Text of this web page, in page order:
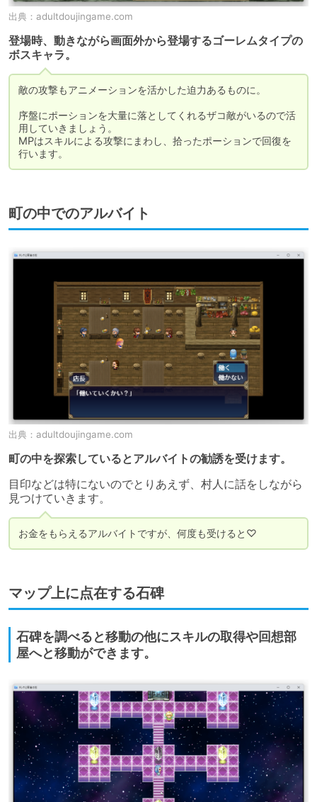
出典： adultdoujingame.com
登場時、動きながら画面外から登場するゴーレムタイプの
ボスキャラ。
敵の攻撃もアニメーションを活かした迫力あるものに。
序盤にポーションを大量に落としてくれるザコ敵がいるので活
用していきましょう。
MPはスキルによる攻撃にまわし、拾ったポーションで回復を
行います。
町の中でのアルバイト
出典： adultdoujingame.com
町の中を探索しているとアルバイトの勧誘を受けます。
目印などは特にないのでとりあえず、村人に話をしながら
見つけていきます。
お金をもらえるアルバイトですが、何度も受けると♡
マップ上に点在する石碑
石碑を調べると移動の他にスキルの取得や回想部
屋へと移動ができます。